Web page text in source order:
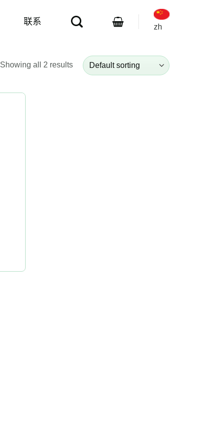
联系
zh
Showing all 2 results